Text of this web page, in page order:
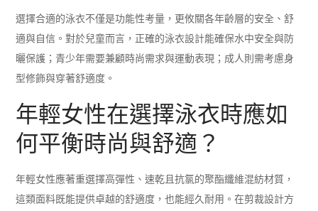
選擇合適的泳衣不僅是功能性考量，更攸關各年齡層的安全、舒
適與自信。對於兒童而言，正確的泳衣設計能確保水中安全與防
曬保護；青少年需要兼顧時尚需求與運動表現；成人則需考慮身
型修飾與穿著舒適度。
年輕女性在選擇泳衣時應如
何平衡時尚與舒適？
年輕女性應著重選擇高彈性、速乾且抗氯的聚酯纖維混紡材質，
這類面料既能提供卓越的舒適度，也能經久耐用。在剪裁設計方